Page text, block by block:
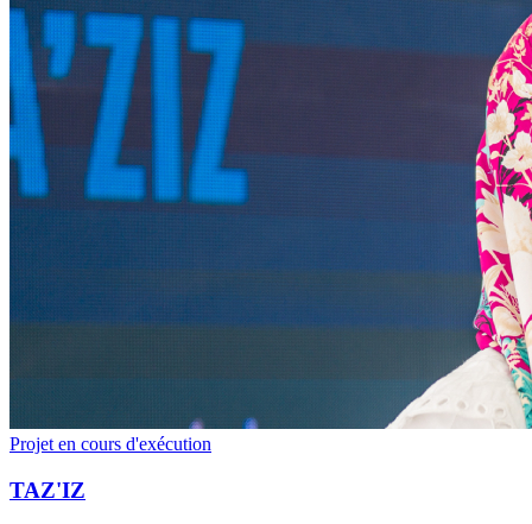
Projet en cours d'exécution
TAZ'IZ